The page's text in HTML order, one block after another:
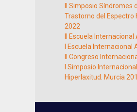
II Simposio Síndromes
Trastorno del Espectro
2022
II Escuela
I Escuela Internacional
II Congreso
I Simposio
Hiperlaxitud. Murcia